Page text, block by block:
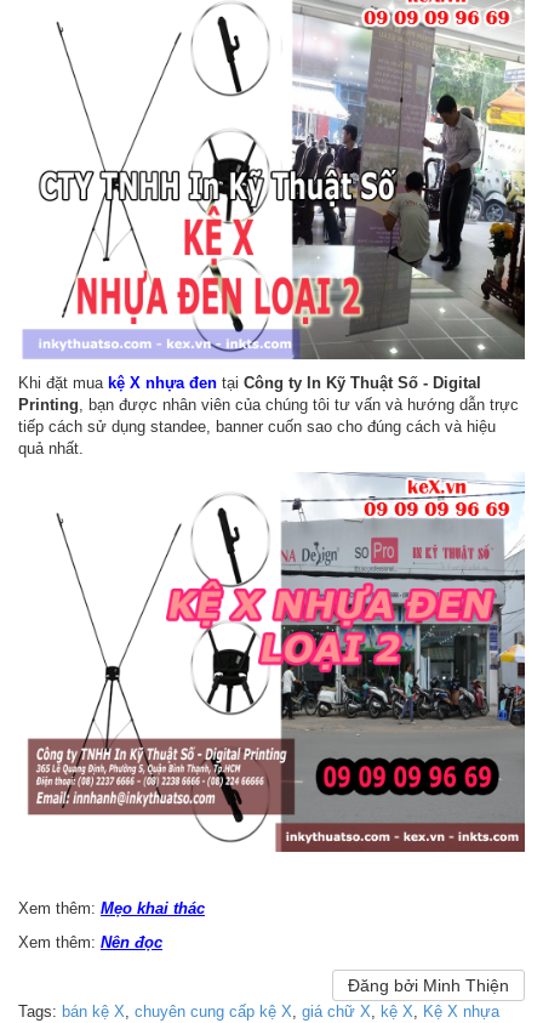
Khi đặt mua kệ X nhựa đen tại Công ty In Kỹ Thuật Số - Digital
Printing , bạn được nhân viên của chúng tôi tư vấn và hướng dẫn trực
tiếp cách sử dụng standee, banner cuốn sao cho đúng cách và hiệu
quả nhất.
Xem thêm: Mẹo khai thác
Xem thêm: Nên đọc
Đăng bởi Minh Thiện
Tags: bán kệ X, chuyên cung cấp kệ X, giá chữ X, kệ X, Kệ X nhựa